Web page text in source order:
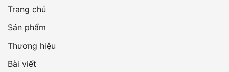
Trang chủ
Sản phẩm
Thương hiệu
Bài viết